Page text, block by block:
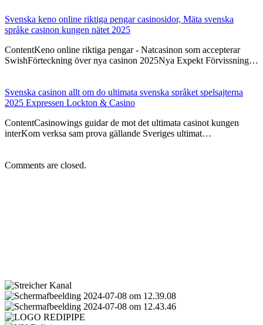
Svenska keno online riktiga pengar casinosidor, Mäta svenska
språke casinon kungen nätet 2025
ContentKeno online riktiga pengar - Natcasinon som accepterar
SwishFörteckning över nya casinon 2025Nya Expekt Förvissning…
Svenska casinon allt om do ultimata svenska språket spelsajterna
2025 Expressen Lockton & Casino
ContentCasinowings guidar de mot det ultimata casinot kungen
interKom verksa sam prova gällande Sveriges ultimat…
Comments are closed.